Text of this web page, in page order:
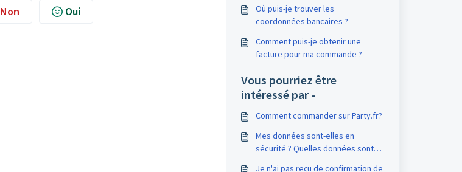
Non Oui
Où puis-je trouver les
coordonnées bancaires ?
Comment puis-je obtenir une
facture pour ma commande ?
Vous pourriez être
intéressé par -
Comment commander sur Party.fr?
Mes données sont-elles en
sécurité ? Quelles données sont
Je n'ai pas reçu de confirmation de